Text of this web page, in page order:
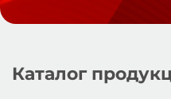
Каталог